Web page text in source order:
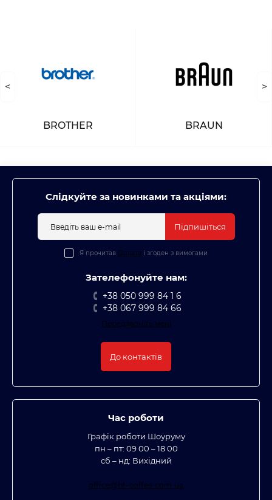
<
BROTHER BRAUN
>
Слідкуйте за новинками та акціями:
Підпишіться
Я прочитав Оплата і згоден з вимогами
Зателефонуйте нам:
+38 050 999 84 1 6
+38 067 999 84 66
Передзвоніть мені
До контактів
Час роботи
Графік роботи Шоуруму
пн – пт: 09 00 – 18 00
сб – нд: Вихідний
office@bt-coffee.com.ua